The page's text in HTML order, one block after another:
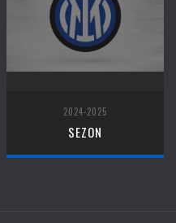
2024-2025
SEZON